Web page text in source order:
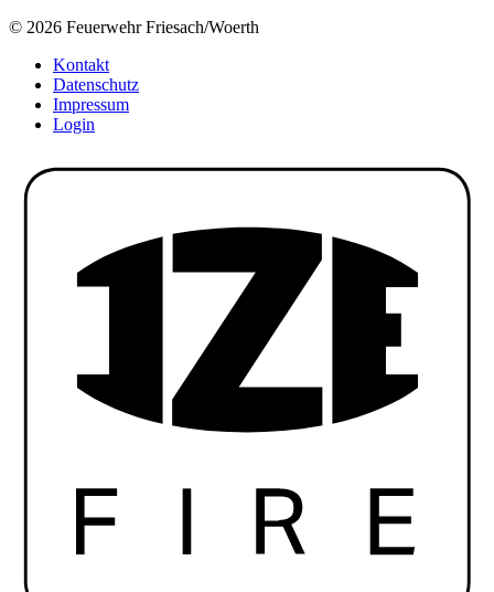
© 2026 Feuerwehr Friesach/Woerth
Kontakt
Datenschutz
Impressum
Login